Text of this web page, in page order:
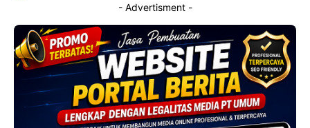
- Advertisment -